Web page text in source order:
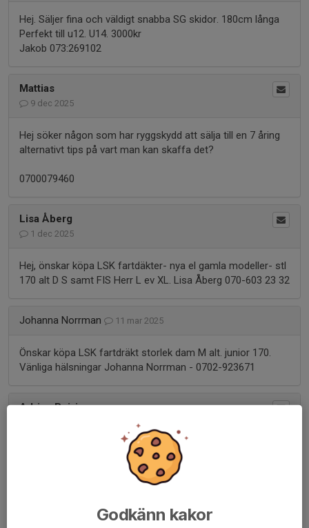
Hej. Säljer fina och väldigt snabba SG skidor. 180cm långa
Perfekt till u12. U14. 3000kr
Jakob 073:269102
Mattias
9 dec 2025
Hej söker någon som har ryggskydd att sälja till en 7 åring
alternativt tips på vart man kan skaffa det?
0700079460
Lisa Åberg
1 dec 2025
Hej, önskar köpa LSK fartdäkter- nya el gamla modeller- stl
170 alt D S samt FIS Herr L ev XL. Lisa Åberg 070-603 23 32
Johanna Norrman 11 mar 2025
Önskar köpa LSK fartdräkt storlek dam M alt. junior 170.
Vänliga hälsningar Johanna Norrman - 0702-923671
Adrian Boivie
Bortskänkes: Fartdräkt och benskydd.
Fartdräkt röd POC junior 150 (gammal LSK edition).
Benskydd JOFA junior 31cm.Godkänn kakor